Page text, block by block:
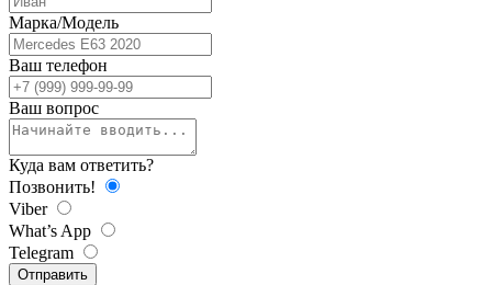
Марка/Модель
Ваш телефон
Ваш вопрос
Куда вам ответить?
Позвонить!
Viber
What’s App
Telegram
Отправить